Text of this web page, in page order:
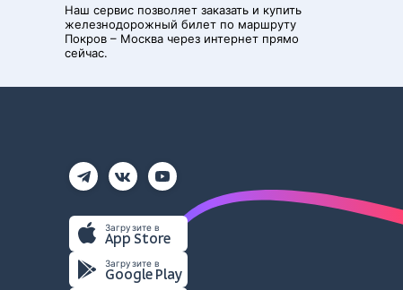
Наш сервис позволяет заказать и купить
железнодорожный билет по маршруту
Покров – Москва через интернет прямо
сейчас.
Загрузите в
App Store
Загрузите в
Google Play